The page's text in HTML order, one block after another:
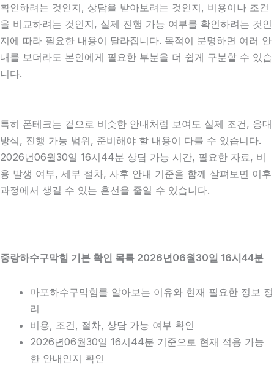
확인하려는 것인지, 상담을 받아보려는 것인지, 비용이나 조건
을 비교하려는 것인지, 실제 진행 가능 여부를 확인하려는 것인
지에 따라 필요한 내용이 달라집니다. 목적이 분명하면 여러 안
내를 보더라도 본인에게 필요한 부분을 더 쉽게 구분할 수 있습
니다.
특히 폰테크는 겉으로 비슷한 안내처럼 보여도 실제 조건, 응대
방식, 진행 가능 범위, 준비해야 할 내용이 다를 수 있습니다.
2026년06월30일 16시44분 상담 가능 시간, 필요한 자료, 비
용 발생 여부, 세부 절차, 사후 안내 기준을 함께 살펴보면 이후
과정에서 생길 수 있는 혼선을 줄일 수 있습니다.
중랑하수구막힘 기본 확인 목록 2026년06월30일 16시44분
마포하수구막힘를 알아보는 이유와 현재 필요한 정보 정
리
비용, 조건, 절차, 상담 가능 여부 확인
2026년06월30일 16시44분 기준으로 현재 적용 가능
한 안내인지 확인